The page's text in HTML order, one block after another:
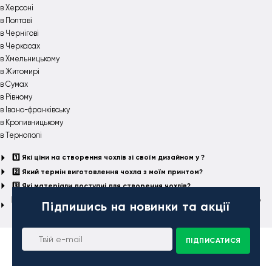
в Херсоні
в Полтаві
в Чернігові
в Черкасах
в Хмельницькому
в Житомирі
в Сумах
в Рівному
в Івано-франківську
в Кропивницькому
в Тернополі
1️⃣ Які ціни на створення чохлів зі своїм дизайном у ?
2️⃣ Який термін виготовлення чохла з моїм принтом?
3️⃣ Які матеріали доступні для створення чохлів?
4️⃣ Чи можу я надати власний дизайн або потрібна допомога в його
створенні?Підпишись на новинки та акції
ПІДПИСАТИСЯ